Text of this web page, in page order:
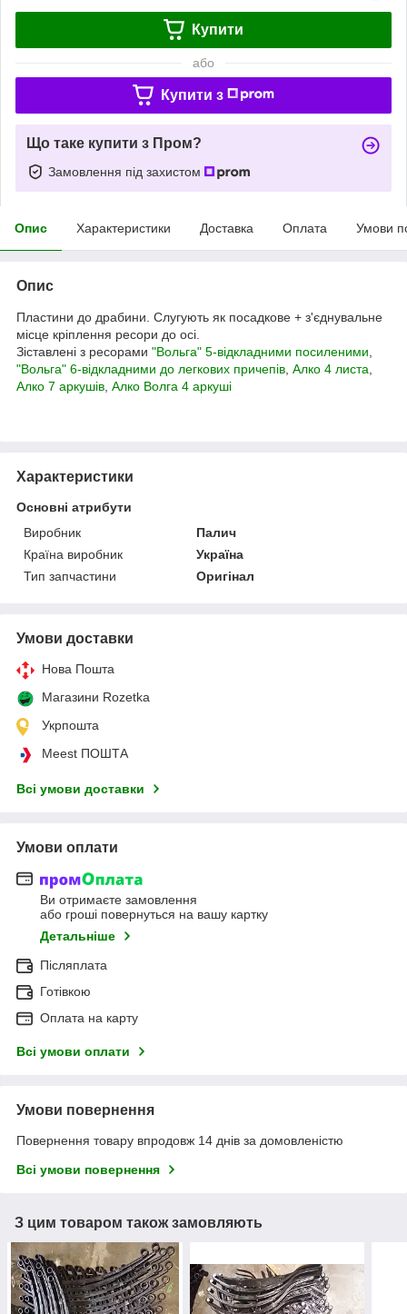
Купити
або
Купити з
Що таке купити з Пром?
Замовлення під захистом
Опис Характеристики Доставка Оплата Умови
Опис
Пластини до драбини. Слугують як посадкове + з'єднувальне
місце кріплення ресори до осі.
Зіставлені з ресорами "Вольга" 5-відкладними посиленими
"Вольга" 6-відкладними до легкових причепів Алко 4 листа
Алко 7 аркушів Алко Волга 4 аркуші
Характеристики
Основні атрибути
Виробник
Палич
Країна виробник
Україна
Тип запчастини
Оригінал
Умови доставки
Нова Пошта
Магазини Rozetka
Укрпошта
Meest ПОШТА
Всі умови доставки
Умови оплати
Ви отримаєте замовлення
або гроші повернуться на вашу картку
Детальніше
Післяплата
Готівкою
Оплата на карту
Всі умови оплати
Умови повернення
Повернення товару впродовж 14 днів за домовленістю
Всі умови повернення
З цим товаром також замовляють